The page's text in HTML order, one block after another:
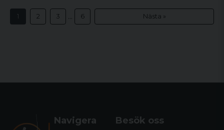
1 2 3 ... 6 Nästa »
Navigera Besök oss